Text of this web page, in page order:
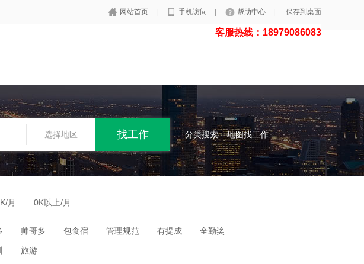
网站首页 手机访问 帮助中心 保存到桌面
客服热线：18979086083
选择地区 分类搜索 地图找工作
月 0K以上/月
帅哥多 包食宿 管理规范 有提成 全勤奖
旅游